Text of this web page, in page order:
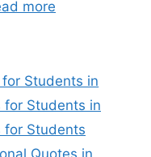
more
Students in
for Students in
for Students